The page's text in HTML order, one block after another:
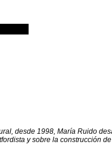
desde 1998, María Ruido
y sobre la construcción